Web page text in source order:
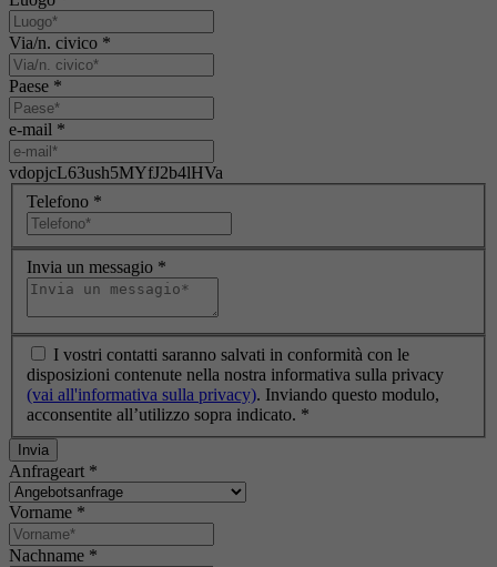
Via/n. civico *
Paese *
e-mail *
vdopjcL63ush5MYfJ2b4lHVa
Telefono *
Invia un messagio *
I vostri contatti saranno salvati in conformità con le
disposizioni contenute nella nostra informativa sulla privacy
(vai all'informativa sulla privacy). Inviando questo modulo,
acconsentite all’utilizzo sopra indicato. *
Invia
Anfrageart *
Vorname *
Nachname *